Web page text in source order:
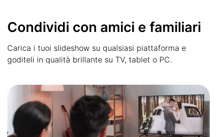
Condividi con amici e familiari
Carica i tuoi slideshow su qualsiasi piattaforma e
goditeli in qualità brillante su TV, tablet o PC.